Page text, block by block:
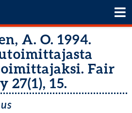
A. O. 1994.
Fair
27(1), 15.